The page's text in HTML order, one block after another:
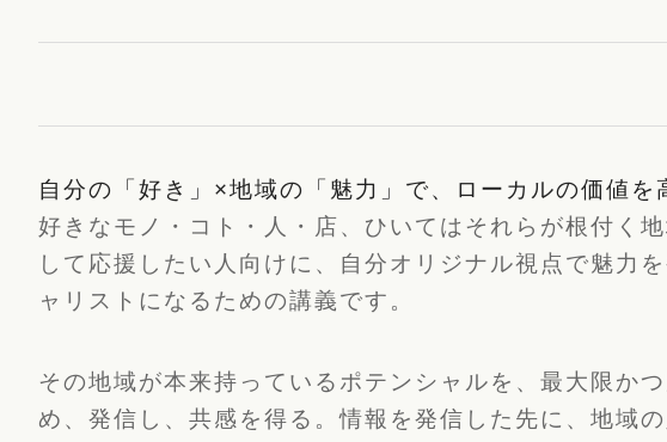
自分の「好き」×地域の「魅力」で、ローカルの価値を
好きなモノ・コト・人・店、ひいてはそれらが根付く
して応援したい人向けに、自分オリジナル視点で魅力
ャリストになるための講義です。
その地域が本来持っているポテンシャルを、最大限か
め、発信し、共感を得る。情報を発信した先に、地域